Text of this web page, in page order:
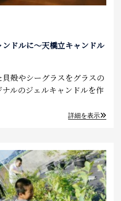
ドルに～天橋立キャンドル
殻やシーグラスをグラスの
ルのジェルキャンドルを作
詳細を表示